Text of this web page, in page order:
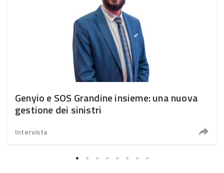
Genyio e SOS Grandine insieme: una nuova
gestione dei sinistri
Intervista